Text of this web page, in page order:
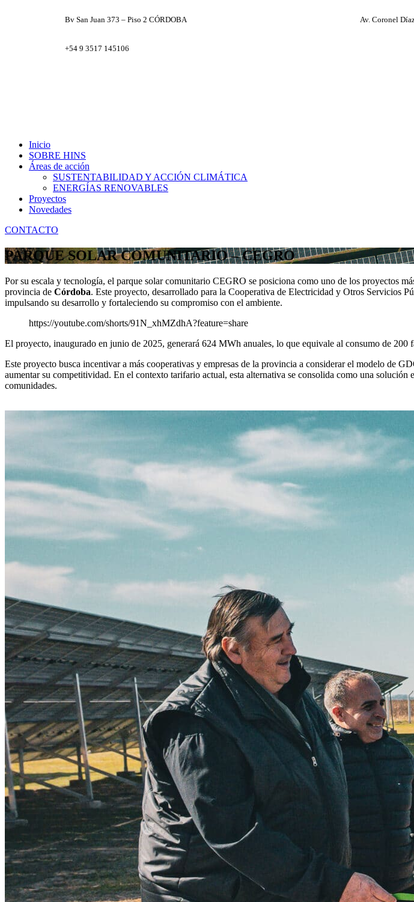
Bv San Juan 373 – Piso 2 CÓRDOBA Av. Coronel
+54 9 3517 145106
Inicio
SOBRE HINS
Áreas de acción
SUSTENTABILIDAD Y ACCIÓN CLIMÁTICA
ENERGÍAS RENOVABLES
Proyectos
Novedades
CONTACTO
PARQUE SOLAR COMUNITARIO – CEGRO
Por su escala y tecnología, el parque solar comunitario CEGRO se posiciona como uno de los proyectos
provincia de Córdoba. Este proyecto, desarrollado para la Cooperativa de Electricidad y Otros Servicios
impulsando su desarrollo y fortaleciendo su compromiso con el ambiente.
https://youtube.com/shorts/91N_xhMZdhA?feature=share
El proyecto, inaugurado en junio de 2025, generará 624 MWh anuales, lo que equivale al consumo de 200
Este proyecto busca incentivar a más cooperativas y empresas de la provincia a considerar el modelo de
aumentar su competitividad. En el contexto tarifario actual, esta alternativa se consolida como una
comunidades.